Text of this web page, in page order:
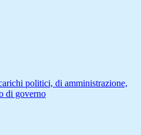
politici, di amministrazione,
di governo